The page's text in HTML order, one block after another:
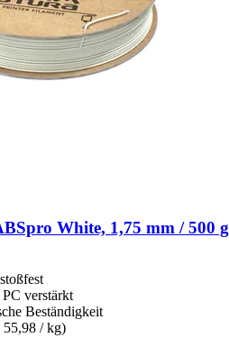
White, 1,75 mm / 500 g
verstärkt
Beständigkeit
55,98 / kg)